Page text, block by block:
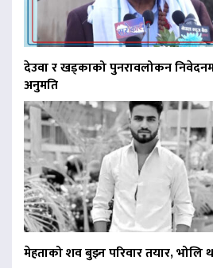
देउवा र खड्काको पुनरावलोकन
अनुमति
मेहताको शव बुझ्न परिवार तयार, भोलि